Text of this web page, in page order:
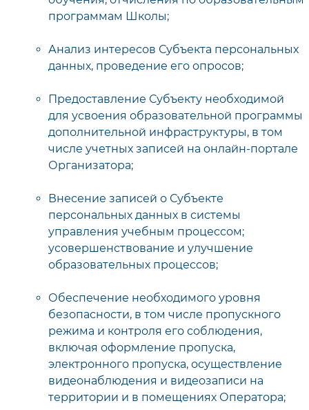
программам Школы;
Анализ интересов Субъекта персональных
данных, проведение его опросов;
Предоставление Субъекту необходимой
для усвоения образовательной программы
дополнительной инфраструктуры, в том
числе учетных записей на онлайн-портале
Организатора;
Внесение записей о Субъекте
персональных данных в системы
управления учебным процессом;
усовершенствование и улучшение
образовательных процессов;
Обеспечение необходимого уровня
безопасности, в том числе пропускного
режима и контроля его соблюдения,
включая оформление пропуска,
электронного пропуска, осуществление
видеонаблюдения и видеозаписи на
территории и в помещениях Оператора;